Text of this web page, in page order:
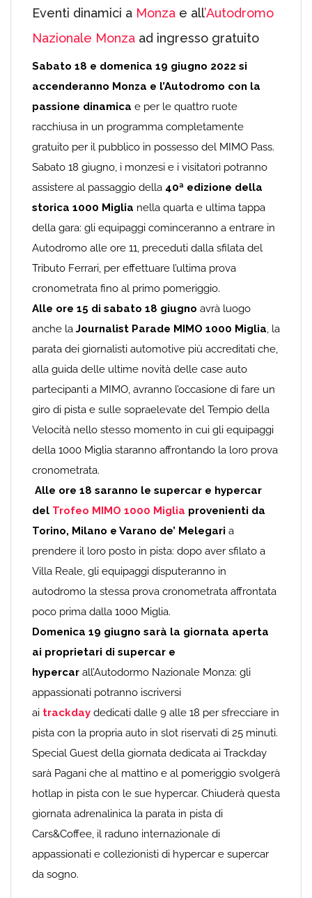
Eventi dinamici a Monza e all’Autodromo
Nazionale Monza ad ingresso gratuito
Sabato 18 e domenica 19 giugno 2022 si
accenderanno Monza e l’Autodromo con la
passione dinamica e per le quattro ruote
racchiusa in un programma completamente
gratuito per il pubblico in possesso del MIMO Pass.
Sabato 18 giugno, i monzesi e i visitatori potranno
assistere al passaggio della 40ª edizione della
storica 1000 Miglia nella quarta e ultima tappa
della gara: gli equipaggi cominceranno a entrare in
Autodromo alle ore 11, preceduti dalla sfilata del
Tributo Ferrari, per effettuare l’ultima prova
cronometrata fino al primo pomeriggio.
Alle ore 15 di sabato 18 giugno avrà luogo
anche la Journalist Parade MIMO 1000 Miglia, la
parata dei giornalisti automotive più accreditati che,
alla guida delle ultime novità delle case auto
partecipanti a MIMO, avranno l’occasione di fare un
giro di pista e sulle sopraelevate del Tempio della
Velocità nello stesso momento in cui gli equipaggi
della 1000 Miglia staranno affrontando la loro prova
cronometrata.
Alle ore 18 saranno le supercar e hypercar
del Trofeo MIMO 1000 Miglia provenienti da
Torino, Milano e Varano de’ Melegari a
prendere il loro posto in pista: dopo aver sfilato a
Villa Reale, gli equipaggi disputeranno in
autodromo la stessa prova cronometrata affrontata
poco prima dalla 1000 Miglia.
Domenica 19 giugno sarà la giornata aperta
ai proprietari di supercar e
hypercar all’Autodormo Nazionale Monza: gli
appassionati potranno iscriversi
ai trackday dedicati dalle 9 alle 18 per sfrecciare in
pista con la propria auto in slot riservati di 25 minuti.
Special Guest della giornata dedicata ai Trackday
sarà Pagani che al mattino e al pomeriggio svolgerà
hotlap in pista con le sue hypercar. Chiuderà questa
giornata adrenalinica la parata in pista di
Cars&Coffee, il raduno internazionale di
appassionati e collezionisti di hypercar e supercar
da sogno.